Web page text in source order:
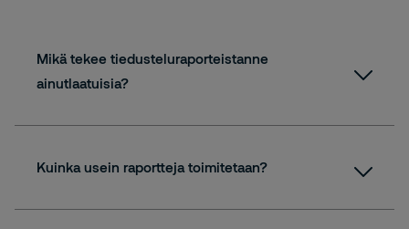
Mikä tekee tiedusteluraporteistanne
ainutlaatuisia?
Kuinka usein raportteja toimitetaan?